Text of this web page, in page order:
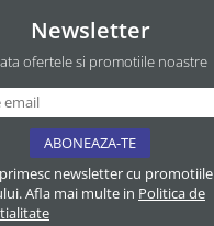
Newsletter
ofertele si promotiile noastre
newsletter cu promotiile
Afla mai multe in Politica de